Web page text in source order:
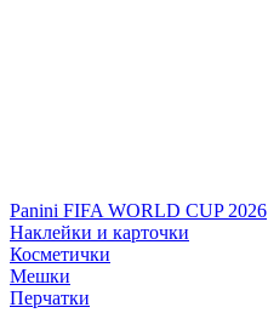
Panini FIFA WORLD CUP 2026
Наклейки и карточки
Косметички
Мешки
Перчатки